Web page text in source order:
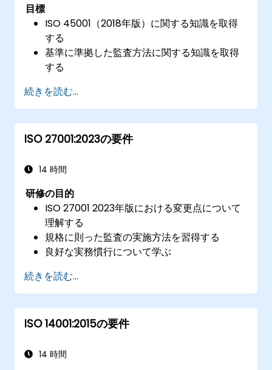
目標
ISO 45001（2018年版）に関する知識を取得
する
基準に準拠した監査方法に関する知識を取得
する
続きを読む...
ISO 27001:2023の要件
14 時間
研修の目的
ISO 27001 2023年版における変更点について
理解する
規格に則った監査の実施方法を習得する
良好な実務慣行について学ぶ
続きを読む...
ISO 14001:2015の要件
14 時間